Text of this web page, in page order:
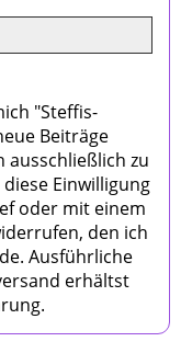
"Steffis-
Beiträge
zu
Einwilligung
oder mit einem
den ich
Ausführliche
erhältst